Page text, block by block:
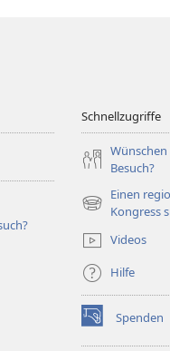
Schnellzugriffe
Wünschen
Besuch?
Einen
Kongress
(öffnet
Fenster)Videos
Hilfe
Spenden
(öffnet
neues